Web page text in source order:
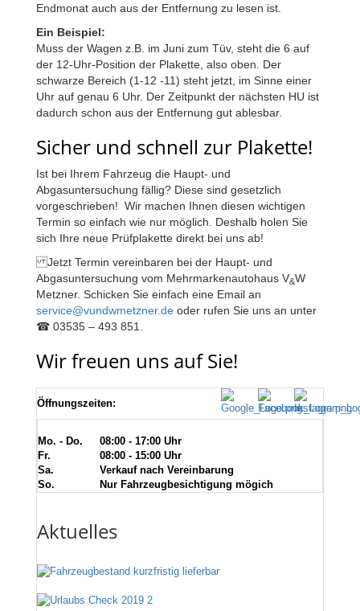
Endmonat auch aus der Entfernung zu lesen ist.
Ein Beispiel:
Muss der Wagen z.B. im Juni zum Tüv, steht die 6 auf
der 12-Uhr-Position der Plakette, also oben. Der
schwarze Bereich (1-12 -11) steht jetzt, im Sinne einer
Uhr auf genau 6 Uhr. Der Zeitpunkt der nächsten HU ist
dadurch schon aus der Entfernung gut ablesbar.
Sicher und schnell zur Plakette!
Ist bei Ihrem Fahrzeug die Haupt- und
Abgasuntersuchung fällig? Diese sind gesetzlich
vorgeschrieben! Wir machen Ihnen diesen wichtigen
Termin so einfach wie nur möglich. Deshalb holen Sie
sich Ihre neue Prüfplakette direkt bei uns ab!
Jetzt Termin vereinbaren bei der Haupt- und
Abgasuntersuchung vom Mehrmarkenautohaus V&W
Metzner. Schicken Sie einfach eine Email an
service@vundwmetzner.de oder rufen Sie uns an unter
☎ 03535 – 493 851.
Wir freuen uns auf Sie!
Öffnungszeiten:
Mo. - Do.
08:00 - 17:00 Uhr
Fr.
08:00 - 15:00 Uhr
Sa.
Verkauf nach Vereinbarung
So.
Nur Fahrzeugbesichtigung mögich
Aktuelles